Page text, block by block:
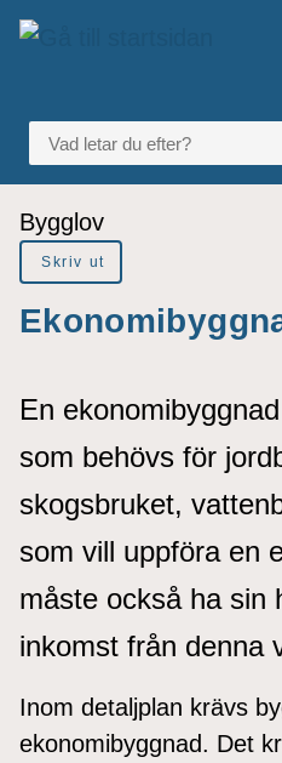
Gå till innehåll
till sidomeny
VAD LETAR DU EFTER?
Du är här:
Bygglov
Skriv ut
En
som behövs för
skogsbruket,
som vill uppföra en
måste också ha sin
inkomst från denna
Inom detaljplan krävs
ekonomibyggnad. Det